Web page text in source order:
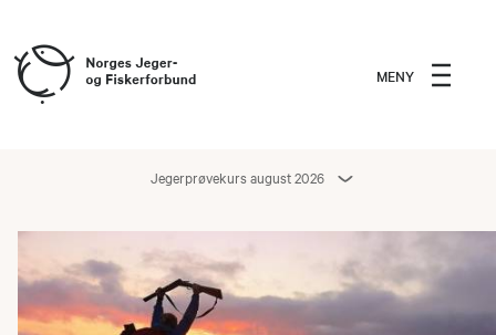
MENY
Jegerprøvekurs august 2026